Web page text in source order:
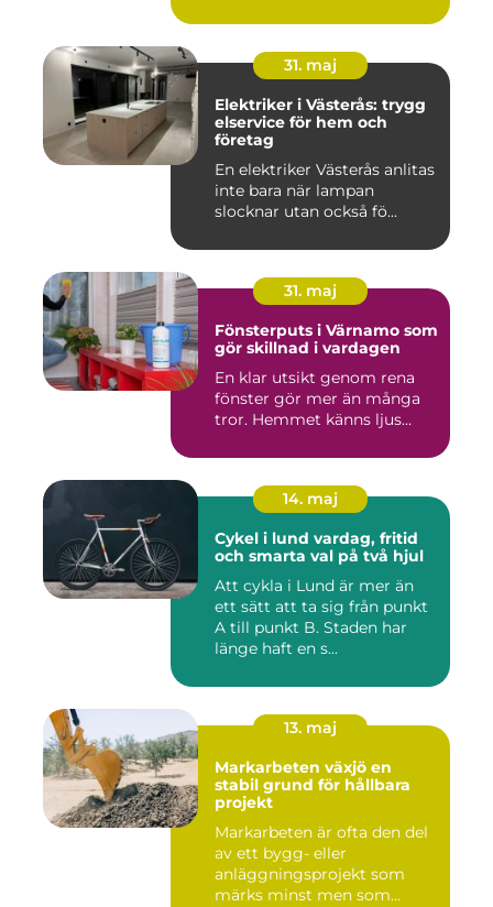
31. maj
Elektriker i Västerås: trygg
elservice för hem och
företag
En elektriker Västerås anlitas
inte bara när lampan
slocknar utan också fö...
31. maj
Fönsterputs i Värnamo som
gör skillnad i vardagen
En klar utsikt genom rena
fönster gör mer än många
tror. Hemmet känns ljus...
14. maj
Cykel i lund vardag, fritid
och smarta val på två hjul
Att cykla i Lund är mer än
ett sätt att ta sig från punkt
A till punkt B. Staden har
länge haft en s...
13. maj
Markarbeten växjö en
stabil grund för hållbara
projekt
Markarbeten är ofta den del
av ett bygg- eller
anläggningsprojekt som
märks minst men som